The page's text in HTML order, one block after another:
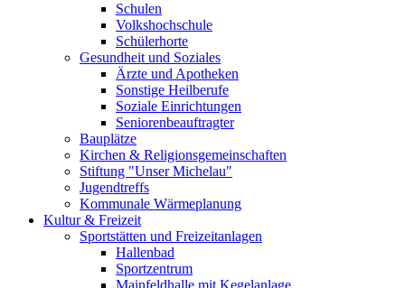
Schulen
Volkshochschule
Schülerhorte
Gesundheit und Soziales
Ärzte und Apotheken
Sonstige Heilberufe
Soziale Einrichtungen
Seniorenbeauftragter
Bauplätze
Kirchen & Religionsgemeinschaften
Stiftung "Unser Michelau"
Jugendtreffs
Kommunale Wärmeplanung
Kultur & Freizeit
Sportstätten und Freizeitanlagen
Hallenbad
Sportzentrum
Mainfeldhalle mit Kegelanlage